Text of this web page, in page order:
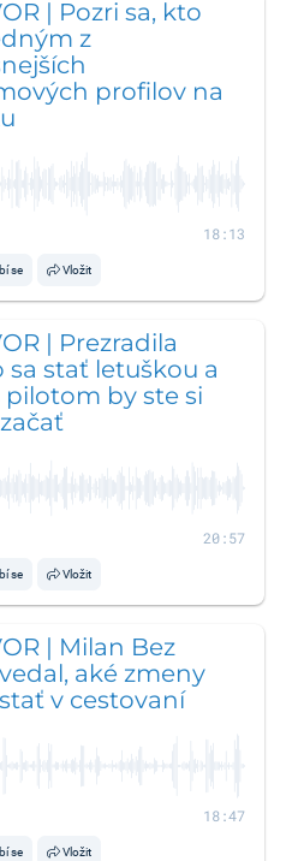
| Pozri sa, kto
z
profilov na
18:13
se Vložit
| Prezradila
sa stať letuškou a
pilotom by ste si
20:57
se Vložit
| Milan Bez
aké zmeny
v cestovaní
18:47
se Vložit